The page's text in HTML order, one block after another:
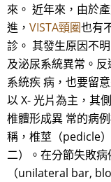
來。 近年來，由於
進， VISTA頸圈也有
診。 其發生原因不
及泌尿系統異常。
系統疾 病，也要留
以 X- 光片為主，其
椎體形成異 常的病
稱，椎莖（pedicle
二）。在分節失敗
（unilateral bar,